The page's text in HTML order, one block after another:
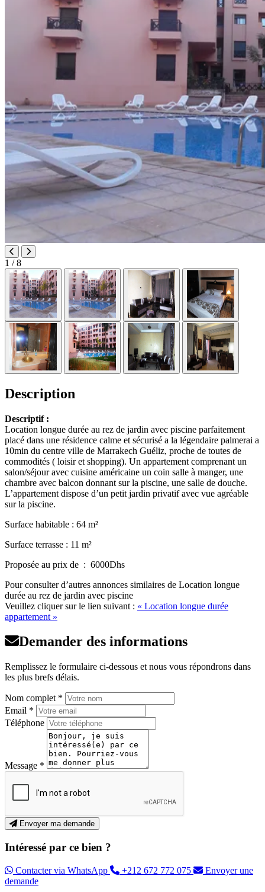
1 / 8
Description
Descriptif :
Location longue durée au rez de jardin avec piscine parfaitement
placé dans une résidence calme et sécurisé a la légendaire palmerai a
10min du centre ville de Marrakech Guéliz, proche de toutes de
commodités ( loisir et shopping). Un appartement comprenant un
salon/séjour avec cuisine américaine un coin salle à manger, une
chambre avec balcon donnant sur la piscine, une salle de douche.
L’appartement dispose d’un petit jardin privatif avec vue agréable
sur la piscine.
Surface habitable : 64 m²
Surface terrasse : 11 m²
Proposée au prix de : 6000Dhs
Pour consulter d’autres annonces similaires de Location longue
durée au rez de jardin avec piscine
Veuillez cliquer sur le lien suivant : « Location longue durée
appartement »
Demander des informations
Remplissez le formulaire ci-dessous et nous vous répondrons dans
les plus brefs délais.
Nom complet *
Email *
Téléphone
Message *
Envoyer ma demande
Intéressé par ce bien ?
Contacter via WhatsApp +212 672 772 075
Envoyer une
demande